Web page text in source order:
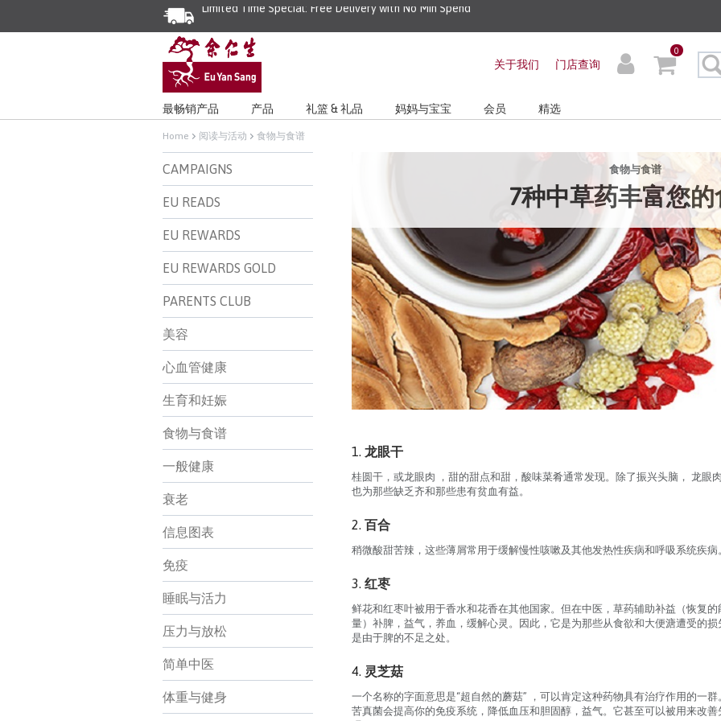
关于我们 门店查询
0
最畅销产品 产品 礼篮 & 礼品 妈妈与宝宝 会员 精选
Home 阅读与活动 食物与食谱
CAMPAIGNS
EU READS
EU REWARDS
EU REWARDS GOLD
PARENTS CLUB
美容
心血管健康
生育和妊娠
食物与食谱
一般健康
衰老
信息图表
免疫
睡眠与活力
压力与放松
简单中医
体重与健身
食物与食谱
7种中草药丰富您的
1. 龙眼干
桂圆干，或龙眼肉 ，甜的甜点和甜，酸味菜肴通常发现。除了振兴头脑， 龙眼肉
也为那些缺乏齐和那些患有贫血有益。
2. 百合
稍微酸甜苦辣，这些薄屑常用于缓解慢性咳嗽及其他发热性疾病和呼吸系统疾病
3. 红枣
鲜花和红枣叶被用于香水和花香在其他国家。但在中医，草药辅助补益（恢复的
量）补脾，益气，养血，缓解心灵。因此，它是为那些从食欲和大便溏遭受的损
是由于脾的不足之处。
4. 灵芝菇
一个名称的字面意思是“超自然的蘑菇” ，可以肯定这种药物具有治疗作用的一群
苦真菌会提高你的免疫系统，降低血压和胆固醇，益气。它甚至可以被用来改善